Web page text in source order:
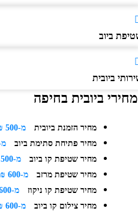
ביוב
ביובית
ביובית בחיפה
מחיר הזמנת ביובית
מ-500 ₪
מחיר פתיחת סתימת ביוב
מ-500 ₪
מחיר שטיפת קו ביוב
מ-500 ₪
מחיר שטיפת מרזב
מ-600 ₪
מחיר שטיפת קו ניקוז
מ-600 ₪
מחיר צילום קו ביוב
מ-600 ₪